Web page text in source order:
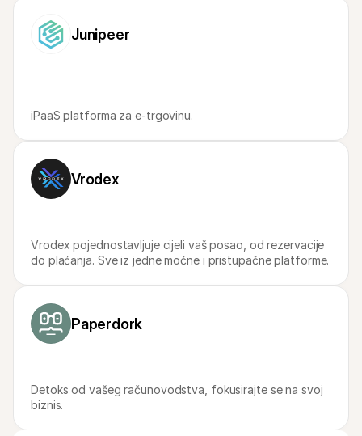
Junipeer
iPaaS platforma za e-trgovinu.
Vrodex
Vrodex pojednostavljuje cijeli vaš posao, od rezervacije
do plaćanja. Sve iz jedne moćne i pristupačne platforme.
Paperdork
Detoks od vašeg računovodstva, fokusirajte se na svoj
biznis.
Saznajte zašto je Mollie na vašem bankovnom izvodu
Za Mollie korisnike